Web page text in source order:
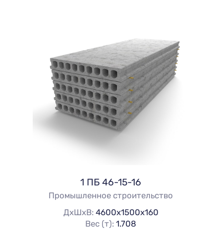
1 ПБ 46-15-16
Промышленное строительство
ДхШхВ: 4600х1500х160
Вес (т):1.708